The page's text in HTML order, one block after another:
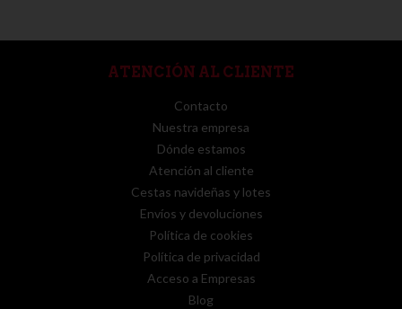
ATENCIÓN AL CLIENTE
Contacto
Nuestra empresa
Dónde estamos
Atención al cliente
Cestas navideñas y lotes
Envíos y devoluciones
Política de cookies
Política de privacidad
Acceso a Empresas
Blog